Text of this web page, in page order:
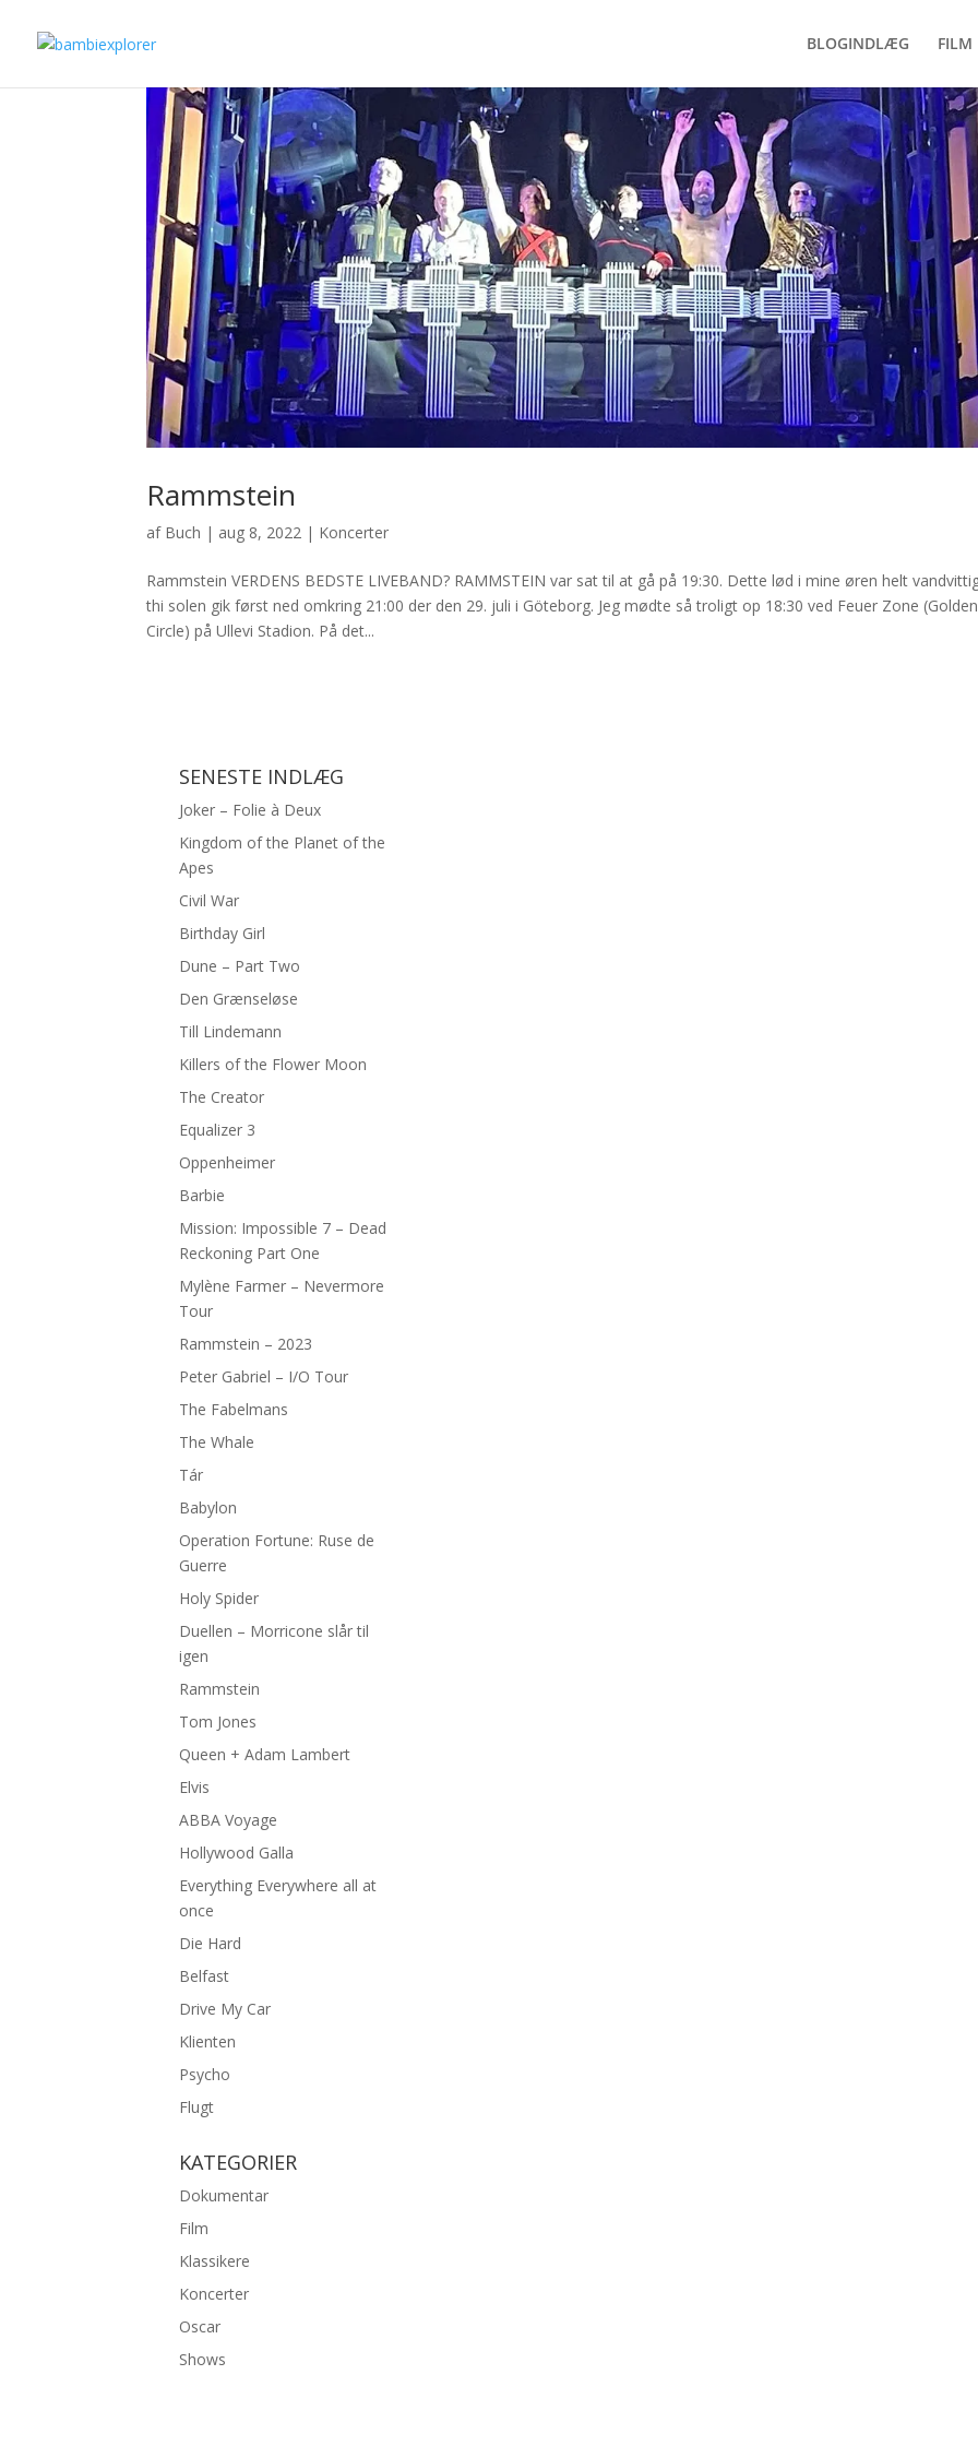
BLOGINDLÆG FILM
Rammstein
af Buch | aug 8, 2022 | Koncerter
Rammstein VERDENS BEDSTE LIVEBAND? RAMMSTEIN var sat til at gå på 19:30. Dette lød i mine øren helt
thi solen gik først ned omkring 21:00 der den 29. juli i Göteborg. Jeg mødte så troligt op 18:30 ved Feuer Zone (Golden
Circle) på Ullevi Stadion. På det...
SENESTE INDLÆG
Joker – Folie à Deux
Kingdom of the Planet of the
Apes
Civil War
Birthday Girl
Dune – Part Two
Den Grænseløse
Till Lindemann
Killers of the Flower Moon
The Creator
Equalizer 3
Oppenheimer
Barbie
Mission: Impossible 7 – Dead
Reckoning Part One
Mylène Farmer – Nevermore
Tour
Rammstein – 2023
Peter Gabriel – I/O Tour
The Fabelmans
The Whale
Tár
Babylon
Operation Fortune: Ruse de
Guerre
Holy Spider
Duellen – Morricone slår til
igen
Rammstein
Tom Jones
Queen + Adam Lambert
Elvis
ABBA Voyage
Hollywood Galla
Everything Everywhere all at
once
Die Hard
Belfast
Drive My Car
Klienten
Psycho
Flugt
KATEGORIER
Dokumentar
Film
Klassikere
Koncerter
Oscar
Shows